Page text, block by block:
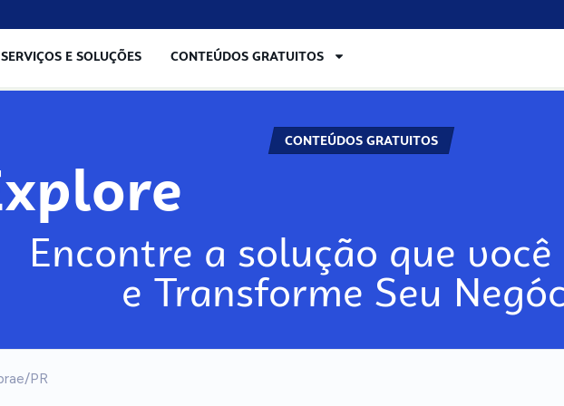
SERVIÇOS E SOLUÇÕES CONTEÚDOS GRATUITOS
CONTEÚDOS GRATUITOS
Explore
Encontre a solução que você
e Transforme Seu